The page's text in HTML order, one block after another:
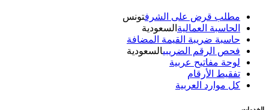
مطلب قرض على الشرف تونس
الحاسبة العماليةالسعودية
حاسبة ضريبة القيمة المضافة
فحص الرقم الضريبيالسعودية
لوحة مفاتيح عربية
تفقيط الأرقام
كل موارد العربية